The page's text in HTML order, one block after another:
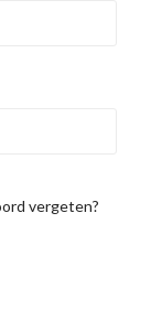
vergeten?